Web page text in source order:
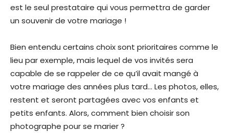
est le seul prestataire qui vous permettra de garder
un souvenir de votre mariage !
Bien entendu certains choix sont prioritaires comme le
lieu par exemple, mais lequel de vos invités sera
capable de se rappeler de ce qu’il avait mangé à
votre mariage des années plus tard… Les photos, elles,
restent et seront partagées avec vos enfants et
petits enfants. Alors, comment bien choisir son
photographe pour se marier ?